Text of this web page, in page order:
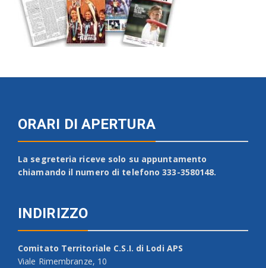
ORARI DI APERTURA
La segreteria riceve solo su appuntamento
chiamando il numero di telefono 333-3580148.
INDIRIZZO
Comitato Territoriale C.S.I. di Lodi APS
Viale Rimembranze, 10